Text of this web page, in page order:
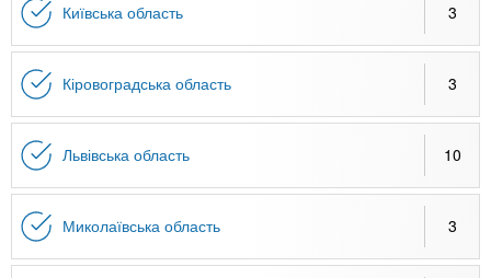
Київська область 3
Кіровоградська область 3
Львівська область 10
Миколаївська область 3